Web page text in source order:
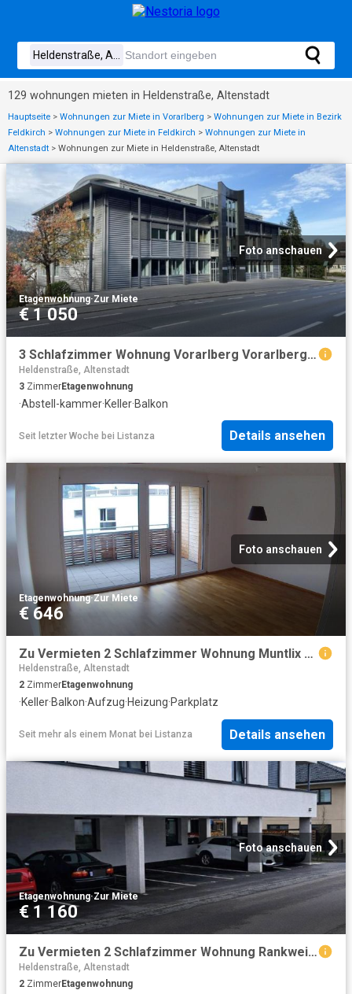
129 wohnungen mieten in Heldenstraße, Altenstadt
Hauptseite > Wohnungen zur Miete in Vorarlberg > Wohnungen zur Miete in Bezirk
Feldkirch > Wohnungen zur Miete in Feldkirch > Wohnungen zur Miete in
Altenstadt > Wohnungen zur Miete in Heldenstraße, Altenstadt
Foto anschauen
Etagenwohnung·Zur Miete
€ 1 050
3 Schlafzimmer Wohnung Vorarlberg Vorarlberg 104642120
Heldenstraße, Altenstadt
3 ZimmerEtagenwohnung
·Abstell-kammer·Keller·Balkon
Seit letzter Woche bei Listanza Details ansehen
Foto anschauen
Etagenwohnung·Zur Miete
€ 646
Zu Vermieten 2 Schlafzimmer Wohnung Muntlix AUT DS102088023
Heldenstraße, Altenstadt
2 ZimmerEtagenwohnung
·Keller·Balkon·Aufzug·Heizung·Parkplatz
Seit mehr als einem Monat bei Listanza Details ansehen
Foto anschauen
Etagenwohnung·Zur Miete
€ 1 160
Zu Vermieten 2 Schlafzimmer Wohnung Rankweil AUT DS101712500
Heldenstraße, Altenstadt
2 ZimmerEtagenwohnung